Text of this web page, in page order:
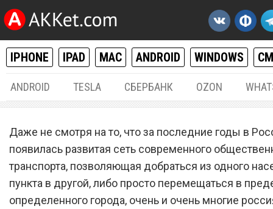
IPHONE IPAD MAC ANDROID WINDOWS
ANDROID TESLA СБЕРБАНК OZON
С 1 мая. Автомобили
новому эвакуировать на
штрафстоянку
Даже не смотря на то, что за последние годы в
появилась развитая сеть современного
транспорта, позволяющая добраться из одного
пункта в другой, либо просто перемещаться в
определенного города, очень и очень многие